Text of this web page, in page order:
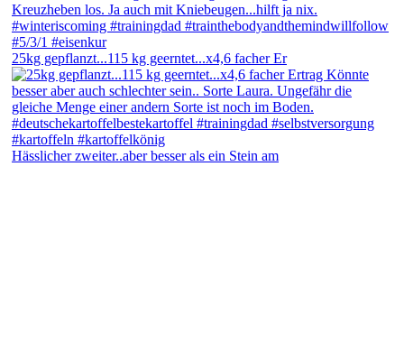
25kg gepflanzt...115 kg geerntet...x4,6 facher Er
Hässlicher zweiter..aber besser als ein Stein am